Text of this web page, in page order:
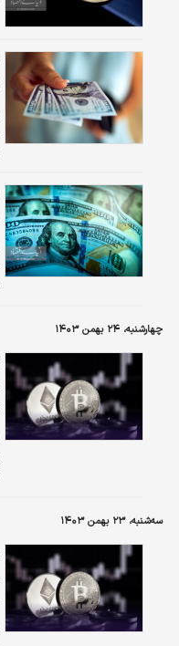
چهارشنبه، ۲۴ بهمن ۱۴۰۳
سه‌شنبه، ۲۳ بهمن ۱۴۰۳